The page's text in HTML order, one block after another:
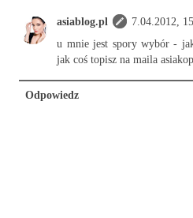
asiablog.pl
7.04.2012,
u mnie jest spory wybór -
jak coś topisz na maila
Odpowiedz